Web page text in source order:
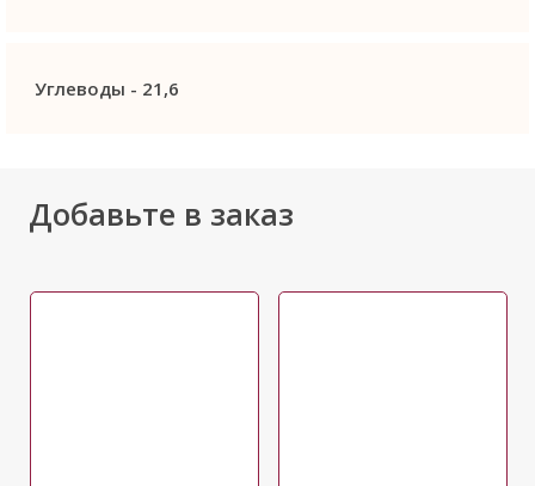
Углеводы - 21,6
Добавьте в заказ